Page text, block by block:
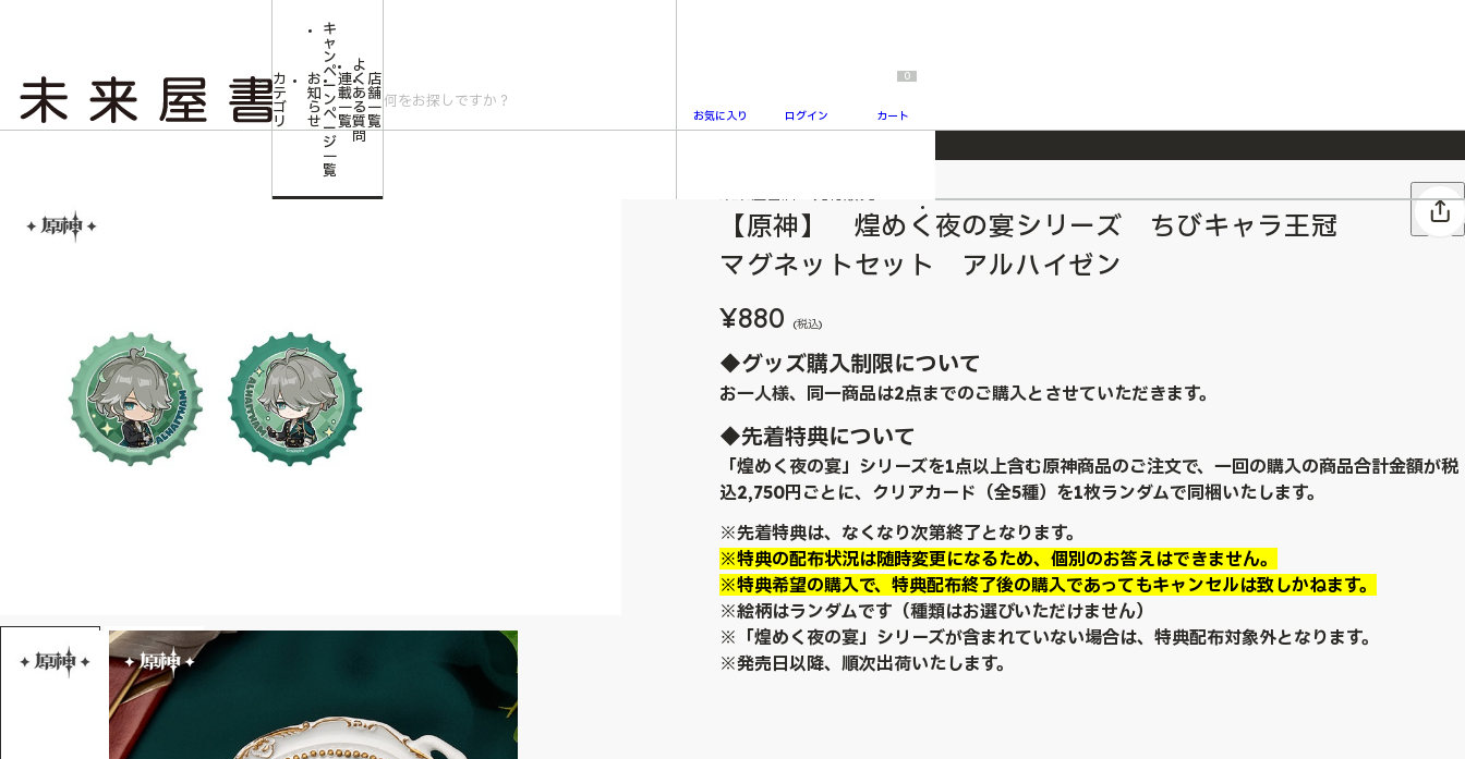
2026/7/23 『ONE PIECE magazine 021 ONE PIECEカード付き同梱版』発売延期のご案内
カ
テ
ゴ
リ
お
知
ら
せ
キ
ャ
ン
ペ
ー
ン
ペ
ー
ジ
一
覧
連
載
一
覧
よ
く
あ
る
質
問
店
舗
一
覧
お気に入り ログイン
0
カート
【原神】 煌めく夜の宴シリーズ ちびキャラ王冠マグネットセット アルハイゼン
【原神】 煌めく夜の宴シリーズ ちびキャラ王冠
マグネットセット アルハイゼン
¥880 (税込)
◆グッズ購入制限について
お一人様、同一商品は2点までのご購入とさせていただきます。
◆先着特典について
「煌めく夜の宴」シリーズを1点以上含む原神商品のご注文で、一回の購入の商品合計金額が税
込2,750円ごとに、クリアカード（全5種）を1枚ランダムで同梱いたします。
※先着特典は、なくなり次第終了となります。
※特典の配布状況は随時変更になるため、個別のお答えはできません。
※特典希望の購入で、特典配布終了後の購入であってもキャンセルは致しかねます。
※絵柄はランダムです（種類はお選びいただけません）
※「煌めく夜の宴」シリーズが含まれていない場合は、特典配布対象外となります。
※発売日以降、順次出荷いたします。